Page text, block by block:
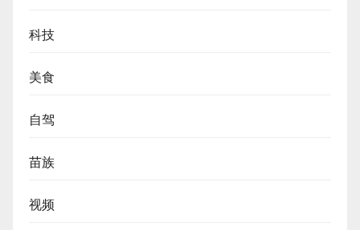
科技
美食
自驾
苗族
视频